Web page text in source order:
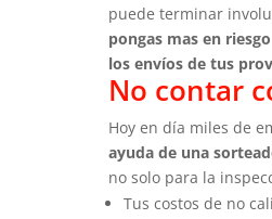
puede terminar
pongas mas en
los envíos de tus
No contar
Hoy en día miles de
ayuda de una
no solo para la
Tus costos de no